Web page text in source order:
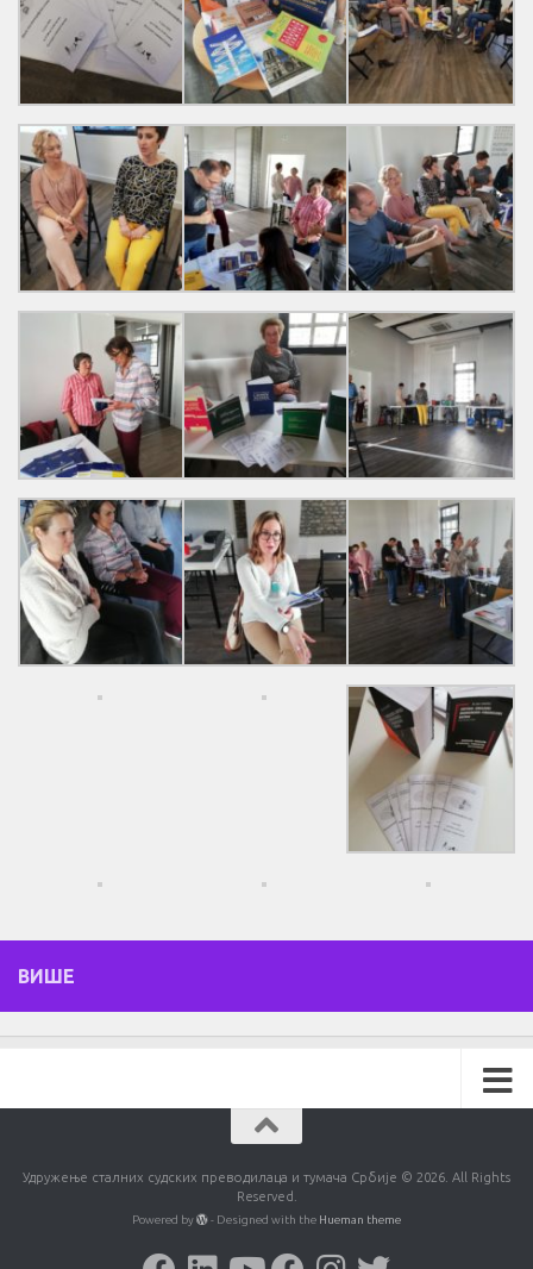
ВИШЕ
Удружење сталних судских преводилаца и тумача Србије © 2026. All Rights
Reserved.
Powered by - Designed with the Hueman theme